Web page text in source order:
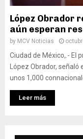
López Obrador
aún esperan
by MCV Noticias
Ciudad de México,.- El
López Obrador,
unos 1,000
Leer más